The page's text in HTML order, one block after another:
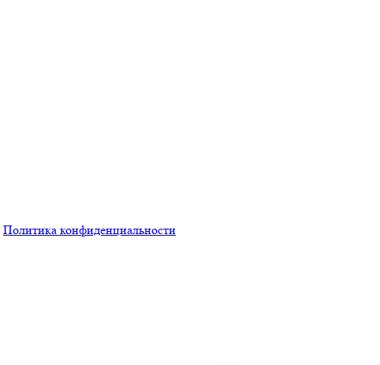
Политика конфиденциальности